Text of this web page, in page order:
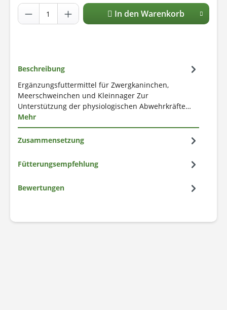
In den Warenkorb
Beschreibung
Ergänzungsfuttermittel für Zwergkaninchen,
Meerschweinchen und Kleinnager Zur
Unterstützung der physiologischen Abwehrkräfte…
Mehr
Zusammensetzung
Fütterungsempfehlung
Bewertungen